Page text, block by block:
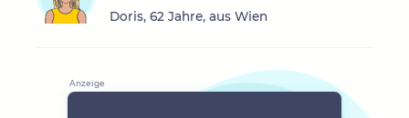
Doris, 62 Jahre, aus Wien